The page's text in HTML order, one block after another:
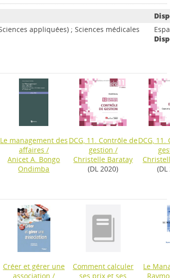
appliquées) ; Sciences médicales
Le management des
affaires /
Anicet A. Bongo
Ondimba
DCG, 11. Contrôle de
gestion /
Christelle Baratay
(DL 2020)
DCG,
(DL
Créer et gérer une
association /
Comment calculer
ses prix et ses
Le